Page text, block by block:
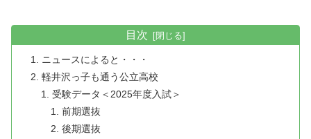
目次
ニュースによると・・・
軽井沢っ子も通う公立高校
受験データ＜2025年度入試＞
前期選抜
後期選抜